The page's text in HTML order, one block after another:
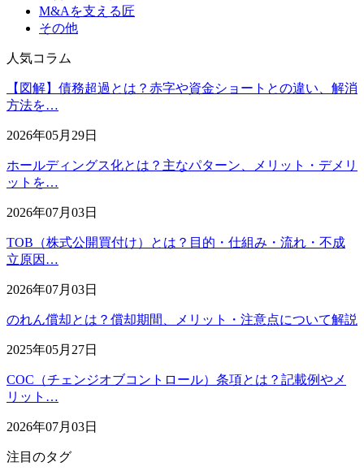
M&Aを支える匠
その他
人気コラム
【図解】債務超過とは？赤字や資金ショートとの違い、解消
方法を…
2026年05月29日
ホールディングス化とは？主なパターン、メリット・デメリ
ットを…
2026年07月03日
TOB（株式公開買付け）とは？目的・仕組み・流れ・不成
立原因…
2026年07月03日
のれん償却とは？償却期間、メリット・注意点について解説
2025年05月27日
COC（チェンジオブコントロール）条項とは？記載例やメ
リット…
2026年07月03日
注目のタグ